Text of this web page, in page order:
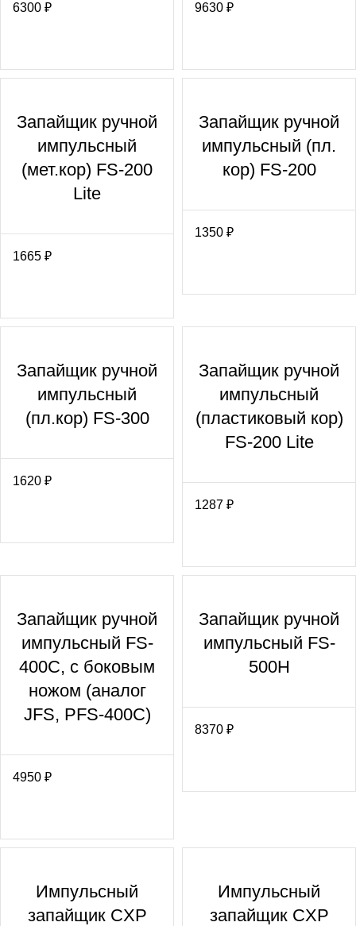
6300 ₽ 9630 ₽
Запайщик ручной
импульсный
(мет.кор) FS-200
Lite
1665 ₽
Запайщик ручной
импульсный (пл.
кор) FS-200
1350 ₽
Запайщик ручной
импульсный
(пл.кор) FS-300
1620 ₽
Запайщик ручной
импульсный
(пластиковый кор)
FS-200 Lite
1287 ₽
Запайщик ручной
импульсный FS-
400С, с боковым
ножом (аналог
JFS, PFS-400С)
4950 ₽
Запайщик ручной
импульсный FS-
500Н
8370 ₽
Импульсный
запайщик CXP
Импульсный
запайщик CXP